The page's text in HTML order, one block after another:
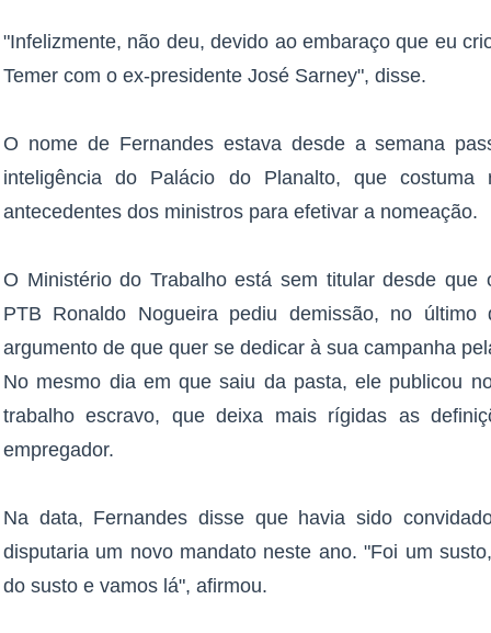
"Infelizmente, não deu, devido ao embaraço que eu
Temer com o ex-presidente José Sarney", disse.
O nome de Fernandes estava desde a semana
inteligência do Palácio do Planalto, que costuma
antecedentes dos ministros para efetivar a nomeação.
O Ministério do Trabalho está sem titular desde que
PTB Ronaldo Nogueira pediu demissão, no
argumento de que quer se dedicar à sua campanha
No mesmo dia em que saiu da pasta, ele publicou
trabalho escravo, que deixa mais rígidas as
empregador.
Na data, Fernandes disse que havia sido
disputaria um novo mandato neste ano. "Foi um
do susto e vamos lá", afirmou.